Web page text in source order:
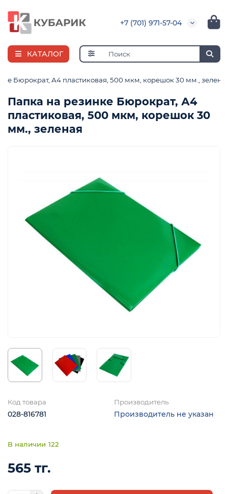
+7 (701) 971-57-04
КАТАЛОГ
Бюрократ, А4 пластиковая, 500 мкм, корешок 30 мм.,
Папка на резинке Бюрократ, А4
пластиковая, 500 мкм, корешок 30
мм., зеленая
Код товара
028-816781
Производитель
Производитель не указан
122
565 тг.